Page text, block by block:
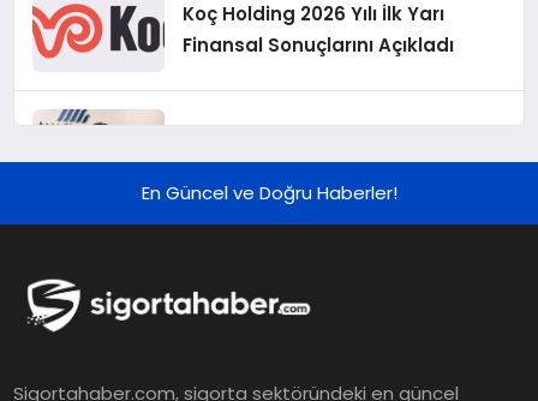
Koç Holding 2026 Yılı İlk Yarı
Finansal Sonuçlarını Açıkladı
Grup Müdürü Olarak Atandı
ürünleri uzun vadeyi tutuyor
Şekerbank 2026 İlk Yarı Finansal
En Güncel ve Doğru Haberler!
Sigortahaber.com, sigorta sektöründeki en güncel